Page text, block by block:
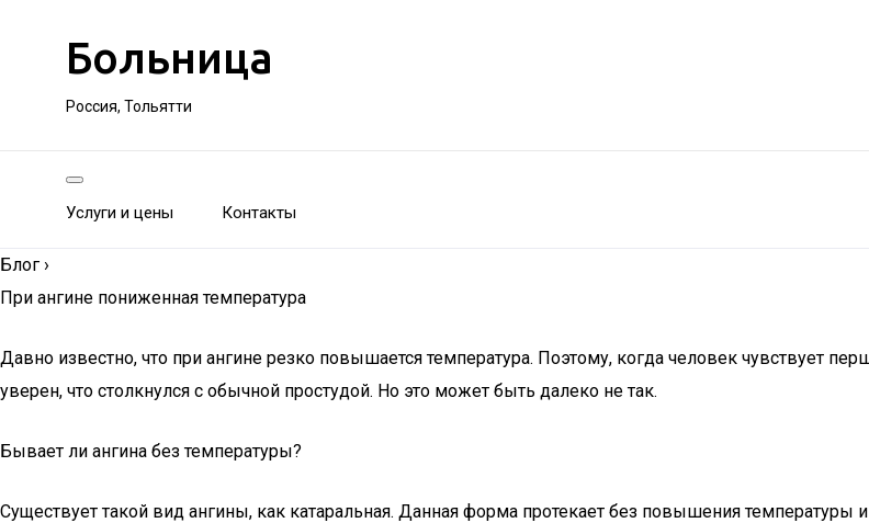
Больница
Россия, Тольятти
Услуги и цены Контакты
Блог ›
При ангине пониженная температура
Давно известно, что при ангине резко повышается температура. Поэтому, когда человек чувствует
уверен, что столкнулся с обычной простудой. Но это может быть далеко не так.
Бывает ли ангина без температуры?
Существует такой вид ангины, как катаральная. Данная форма протекает без повышения температуры